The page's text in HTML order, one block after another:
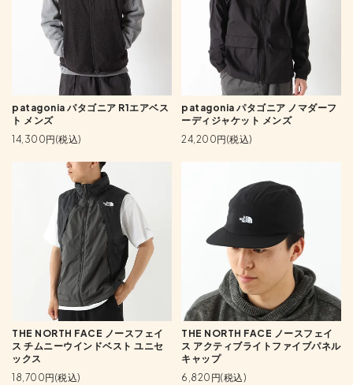
patagonia パタゴニア R1エアベス
ト メンズ
14,300円(税込)
patagonia パタゴニア ノマダーフ
ーディジャケット メンズ
24,200円(税込)
THE NORTH FACE ノースフェイ
ス チムニーウインドベスト ユニセ
ックス
18,700円(税込)
THE NORTH FACE ノースフェイ
ス アクティブライトファイブパネル
キャップ
6,820円(税込)